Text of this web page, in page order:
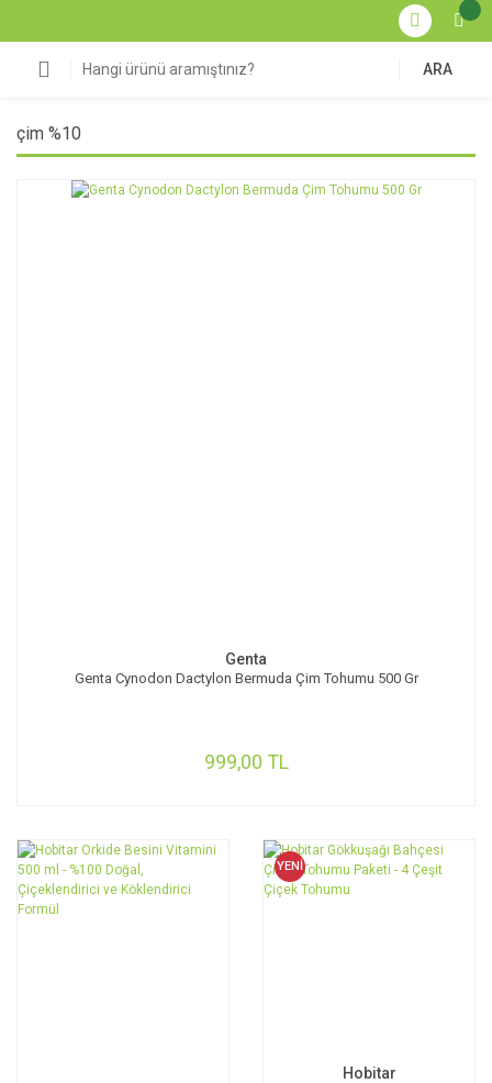
ARA
çim %10
Genta
Genta Cynodon Dactylon Bermuda Çim Tohumu 500 Gr
999,00 TL
YENİ
Hobitar